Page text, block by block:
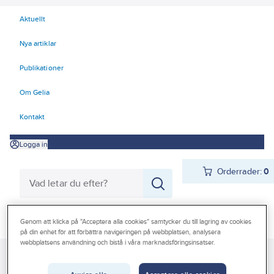
Aktuellt
Nya artiklar
Publikationer
Om Gelia
Kontakt
Logga in
Orderrader:0
Produkter
Kampanjer
Beställ direkt
Genom att klicka på "Acceptera alla cookies" samtycker du till lagring av cookies
på din enhet för att förbättra navigeringen på webbplatsen, analysera
webbplatsens användning och bistå i våra marknadsföringsinsatser.